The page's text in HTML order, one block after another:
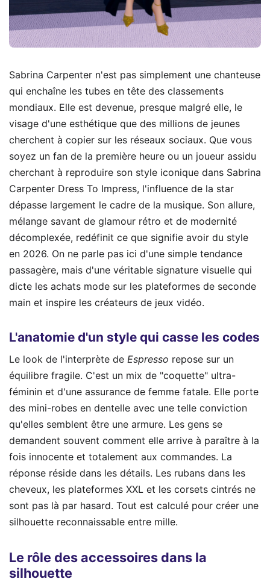
Sabrina Carpenter n'est pas simplement une chanteuse
qui enchaîne les tubes en tête des classements
mondiaux. Elle est devenue, presque malgré elle, le
visage d'une esthétique que des millions de jeunes
cherchent à copier sur les réseaux sociaux. Que vous
soyez un fan de la première heure ou un joueur assidu
cherchant à reproduire son style iconique dans Sabrina
Carpenter Dress To Impress, l'influence de la star
dépasse largement le cadre de la musique. Son allure,
mélange savant de glamour rétro et de modernité
décomplexée, redéfinit ce que signifie avoir du style
en 2026. On ne parle pas ici d'une simple tendance
passagère, mais d'une véritable signature visuelle qui
dicte les achats mode sur les plateformes de seconde
main et inspire les créateurs de jeux vidéo.
L'anatomie d'un style qui casse les codes
Le look de l'interprète de Espresso repose sur un
équilibre fragile. C'est un mix de "coquette" ultra-
féminin et d'une assurance de femme fatale. Elle porte
des mini-robes en dentelle avec une telle conviction
qu'elles semblent être une armure. Les gens se
demandent souvent comment elle arrive à paraître à la
fois innocente et totalement aux commandes. La
réponse réside dans les détails. Les rubans dans les
cheveux, les plateformes XXL et les corsets cintrés ne
sont pas là par hasard. Tout est calculé pour créer une
silhouette reconnaissable entre mille.
Le rôle des accessoires dans la
silhouette